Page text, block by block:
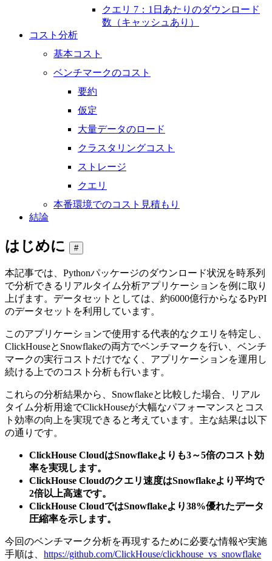
クエリ 7：1日あたりのダウンロード
数（キャッシュあり）
コスト分析
基本コスト
ベンチマークのコスト
要約
仮定
大量データのロード
クラスタリングコスト
ストレージ
クエリ
本番環境でのコスト見積もり
結論
はじめに #
本記事では、Pythonパッケージのダウンロード状況を時系列
で分析できるリアルタイム分析アプリケーションを例に取り
上げます。データセットとしては、約6000億行からなるPyPI
のデータセットを利用しています。
このアプリケーションで使用する代表的なクエリを特定し、
ClickHouseとSnowflakeの両方でベンチマークを行い、ベンチ
マークの実行コストだけでなく、アプリケーションを運用し
続ける上でのコスト分析も行います。
これらの分析結果から、Snowflakeと比較した場合、リアル
タイム分析用途でClickHouseが大幅なパフォーマンスとコス
ト効率の向上を実現できると考えています。主な結果は以下
の通りです。
ClickHouse CloudはSnowflakeよりも3～5倍のコスト効
率を実現します。
ClickHouse Cloudのクエリ速度はSnowflakeより平均で
2倍以上高速です。
ClickHouse CloudではSnowflakeより38%優れたデータ
圧縮率を示します。
今回のベンチマーク分析を再現するために必要な情報や実施
手順は、 https://github.com/ClickHouse/clickhouse_vs_snowflake